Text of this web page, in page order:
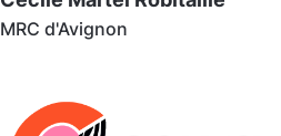
MRC d'Avignon